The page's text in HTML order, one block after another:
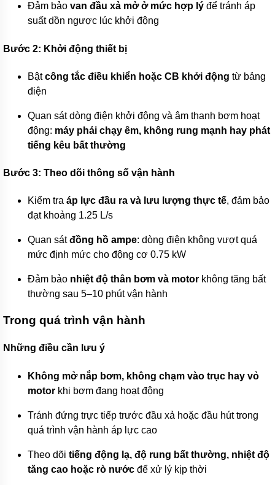
Loan
Máy
Loan
Máy
bơm
LEPONO
China
Máy
bơm
China
SHIRAI
China
bơm
SHIMGE
Máy
FORERUN
China
Đảm bảo van đầu xả mở ở mức hợp lý để tránh áp
suất dồn ngược lúc khởi động
Bước 2: Khởi động thiết bị
Bậtcông tắc điều khiển hoặc CB khởi động từ bảng
điện
Quan sát dòng điện khởi động và âm thanh bơm hoạt
động: máy phải chạy êm, không rung mạnh hay phát
tiếng kêu bất thường
Bước 3: Theo dõi thông số vận hành
Kiểm tra áp lực đầu ra và lưu lượng thực tế, đảm bảo
đạt khoảng 1.25 L/s
Quan sátđồng hồ ampe: dòng điện không vượt quá
mức định mức cho động cơ 0.75 kW
Đảm bảo nhiệt độ thân bơm và motor không tăng bất
thường sau 5–10 phút vận hành
Trong quá trình vận hành
Những điều cần lưu ý
Không mở nắp bơm, không chạm vào trục hay vỏ
motor khi bơm đang hoạt động
Tránh đứng trực tiếp trước đầu xả hoặc đầu hút trong
quá trình vận hành áp lực cao
Theo dõi tiếng động lạ, độ rung bất thường, nhiệt độ
tăng cao hoặc rò nước để xử lý kịp thời